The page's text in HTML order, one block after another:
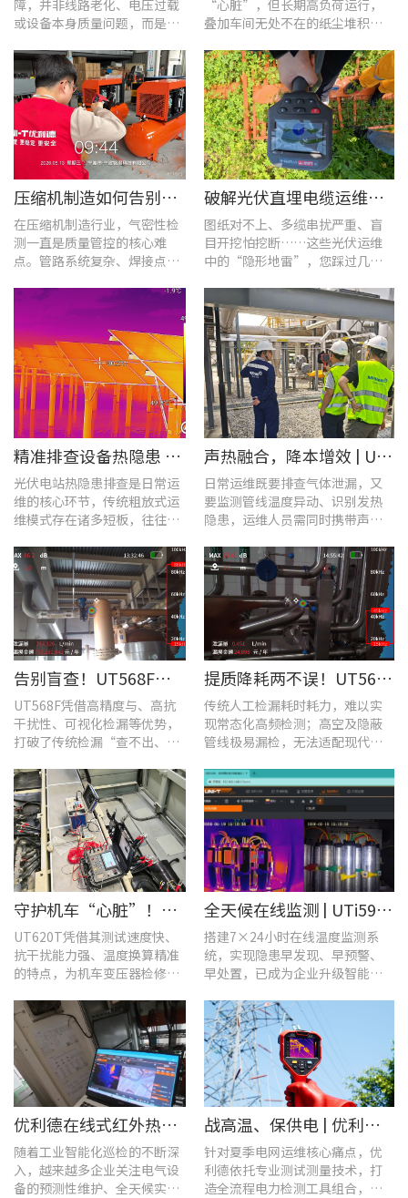
障，并非线路老化、电压过载
或设备本身质量问题，而是谐
易察觉的电能质量隐患导致。
“心脏”，但长期高负荷运行，
叠加车间无处不在的纸尘堆积，
端隐性发热。
压缩机制造如何告别“气密性焦虑”?UT568F红外声热成像仪实战揭秘
在压缩机制造行业，气密性检
测一直是质量管控的核心难
点。管路系统复杂、焊接点众
响产品的制冷性能和能效比
破解光伏直埋电缆运维难题：UT689B智能管线探测仪实测纪实
图纸对不上、多缆串扰严重、盲
目开挖怕挖断……这些光伏运维
中的“隐形地雷”，您踩过几
​精准排查设备热隐患 | UTi640J智能型红外热成像仪赋能光伏电站高效运维
光伏电站热隐患排查是日常运
维的核心环节，传统粗放式运
维模式存在诸多短板，往往面
境，制约电站运维效率与运行
安全性。
声热融合，降本增效 | UT568F红外声成像仪，以智能巡检筑牢气体厂区安全屏障
日常运维既要排查气体泄漏，又
要监测管线温度异动、识别发热
隐患，运维人员需同时携带声学
负重高、频繁切换工具，整体巡
检效率低下。
告别盲查！UT568F红外声成像仪，让汽车智造车间气体泄漏检测更智能高效
UT568F凭借高精度与、高抗
干扰性、可视化检漏等优势，
打破了传统检漏“查不出、查
提质降耗两不误！UT568F红外声成像仪破解酿酒车间检漏难题
传统人工检漏耗时耗力，难以实
现常态化高频检测；高空及隐蔽
管线极易漏检，无法适配现代化
守护机车“心脏”！优利德UT620T助力HXD3C主变压器高效检修
UT620T凭借其测试速度快、
抗干扰能力强、温度换算精准
的特点，为机车变压器检修带
全天候在线监测 | UTi591B在线式红外热成像仪助力配电运维智能化转型
搭建7×24小时在线温度监测系
统，实现隐患早发现、早预警、
早处置，已成为企业升级智能运
优利德在线式红外热成像仪在配电柜运维中的实测应用(系列篇)
随着工业智能化巡检的不断深
入，越来越多企业关注电气设
备的预测性维护、全天候实时
战高温、保供电 | 优利德全系列电力运维检测工具，助力夏季电网运维更高效
针对夏季电网运维核心痛点，优
利德依托专业测试测量技术，打
造全流程电力检测工具组合，覆